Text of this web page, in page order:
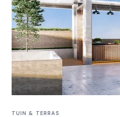
TUIN & TERRAS